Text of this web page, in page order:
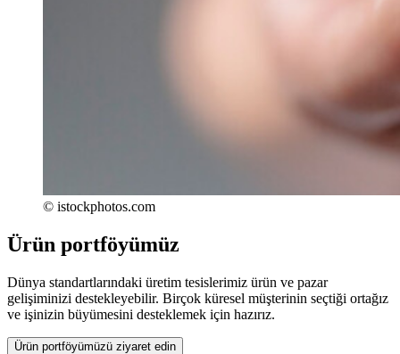
© istockphotos.com
Ürün portföyümüz
Dünya standartlarındaki üretim tesislerimiz ürün ve pazar
gelişiminizi destekleyebilir. Birçok küresel müşterinin seçtiği ortağız
ve işinizin büyümesini desteklemek için hazırız.
Ürün portföyümüzü ziyaret edin